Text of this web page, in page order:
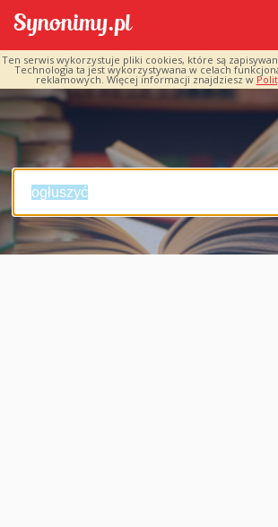
Ten serwis wykorzystuje pliki cookies, które są
Technologia ta jest wykorzystywana w celach
reklamowych. Więcej informacji znajdziesz w